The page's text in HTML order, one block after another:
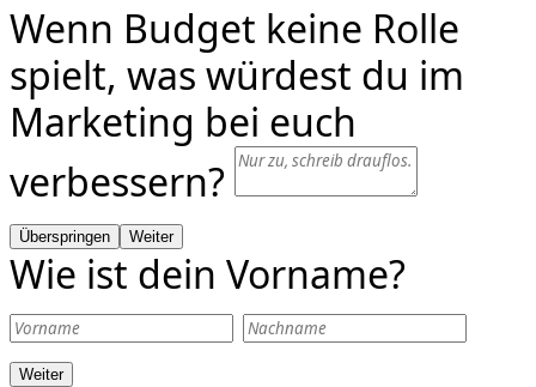
Wenn Budget keine Rolle
spielt, was würdest du im
Marketing bei euch
verbessern?
Überspringen Weiter
Wie ist dein Vorname?
Weiter